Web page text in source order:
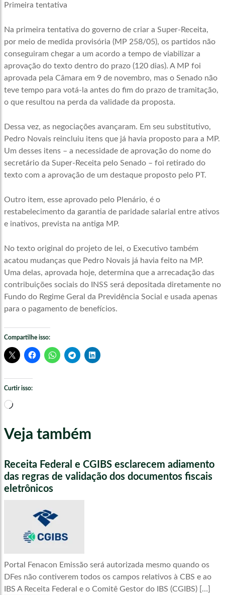
Primeira tentativa
Na primeira tentativa do governo de criar a Super-Receita,
por meio de medida provisória (MP 258/05), os partidos não
conseguiram chegar a um acordo a tempo de viabilizar a
aprovação do texto dentro do prazo (120 dias). A MP foi
aprovada pela Câmara em 9 de novembro, mas o Senado não
teve tempo para votá-la antes do fim do prazo de tramitação,
o que resultou na perda da validade da proposta.
Dessa vez, as negociações avançaram. Em seu substitutivo,
Pedro Novais reincluiu itens que já havia proposto para a MP.
Um desses itens – a necessidade de aprovação do nome do
secretário da Super-Receita pelo Senado – foi retirado do
texto com a aprovação de um destaque proposto pelo PT.
Outro item, esse aprovado pelo Plenário, é o
restabelecimento da garantia de paridade salarial entre ativos
e inativos, prevista na antiga MP.
No texto original do projeto de lei, o Executivo também
acatou mudanças que Pedro Novais já havia feito na MP.
Uma delas, aprovada hoje, determina que a arrecadação das
contribuições sociais do INSS será depositada diretamente no
Fundo do Regime Geral da Previdência Social e usada apenas
para o pagamento de benefícios.
Compartilhe isso:
Curtir isso:
Carregando...
Veja também
Receita Federal e CGIBS esclarecem adiamento
das regras de validação dos documentos fiscais
eletrônicos
Portal Fenacon Emissão será autorizada mesmo quando os
DFes não contiverem todos os campos relativos à CBS e ao
IBS A Receita Federal e o Comitê Gestor do IBS (CGIBS) […]